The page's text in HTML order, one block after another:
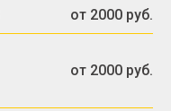
от 2000 руб.
от 2000 руб.